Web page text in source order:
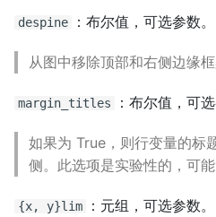
despine ：布尔值，可选参数。
从图中移除顶部和右侧边缘框
margin_titles ：布尔值，可选
如果为 True，则行变量的标
侧。此选项是实验性的，可
{x, y}lim ：元组，可选参数。